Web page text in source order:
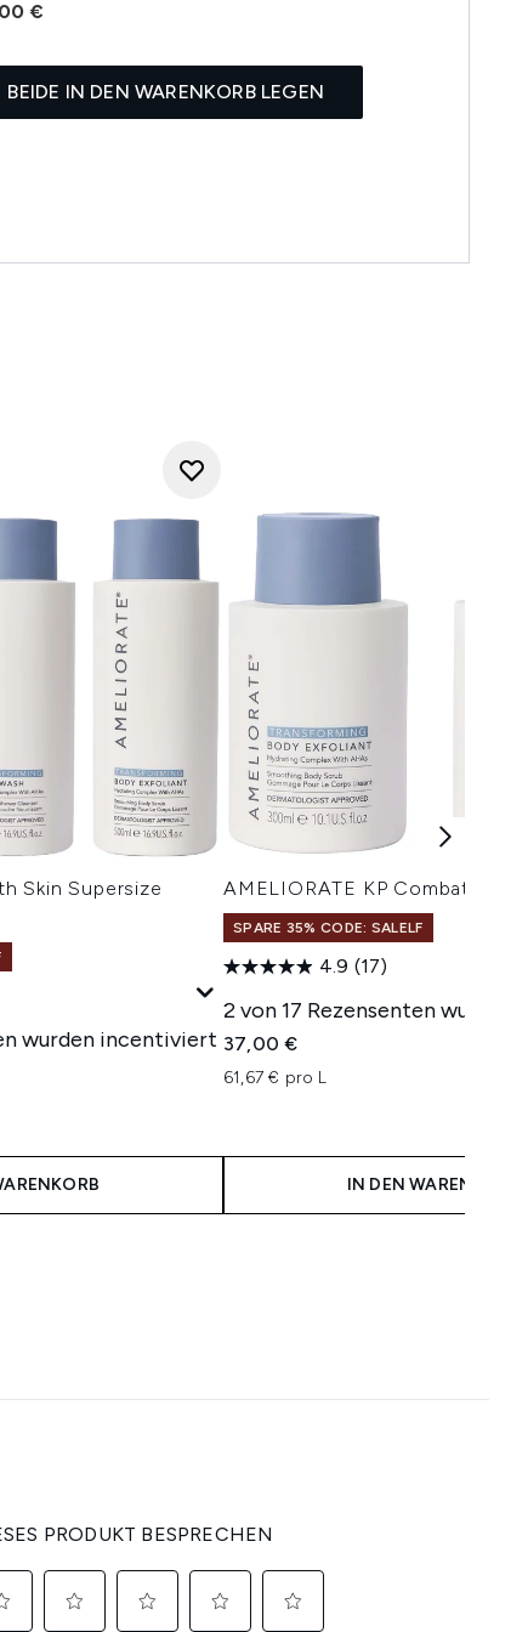
€
BEIDE IN DEN WARENKORB LEGEN
Skin Supersize
wurden incentiviert
AMELIORATE KP Combat
SPARE 35% CODE: SALELF
4.9 (17)
2 von 17 Rezensenten
37,00 €
61,67 € pro L
IN DEN WARENKORB